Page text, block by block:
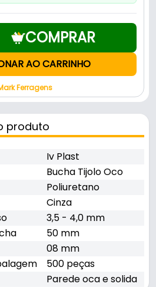
COMPRAR
AO CARRINHO
Ferragens
produto
Iv Plast
Bucha Tijolo Oco
Poliuretano
Cinza
3,5 - 4,0 mm
50 mm
08 mm
500 peças
Parede oca e solida